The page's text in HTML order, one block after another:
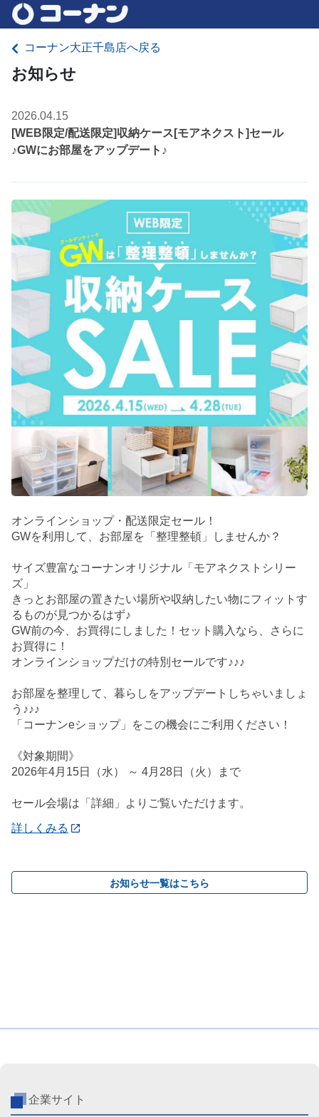
コーナン大正千島店へ戻る
お知らせ
2026.04.15
[WEB限定/配送限定]収納ケース[モアネクスト]セール
♪GWにお部屋をアップデート♪
オンラインショップ・配送限定セール！
GWを利用して、お部屋を「整理整頓」しませんか？
サイズ豊富なコーナンオリジナル「モアネクストシリー
ズ」
きっとお部屋の置きたい場所や収納したい物にフィットす
るものが見つかるはず♪
GW前の今、お買得にしました！セット購入なら、さらに
お買得に！
オンラインショップだけの特別セールです♪♪♪
お部屋を整理して、暮らしをアップデートしちゃいましょ
う♪♪♪
「コーナンeショップ」をこの機会にご利用ください！
《対象期間》
2026年4月15日（水） ～ 4月28日（火）まで
セール会場は「詳細」よりご覧いただけます。
詳しくみる
お知らせ一覧はこちら
企業サイト